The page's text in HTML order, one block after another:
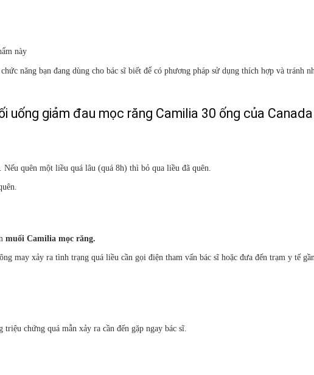
này
năng bạn đang dùng cho bác sĩ biết để có phương pháp sử dụng thích hợp và tránh
uống giảm đau mọc răng Camilia 30 ống của Canada
quên một liều quá lâu (quá 8h) thì bỏ qua liều đã quên.
muối Camilia mọc răng.
may xảy ra tình trạng quá liều cần gọi điện tham vấn bác sĩ hoặc đưa đến trạm y tế
chứng quá mẫn xảy ra cần đến gặp ngay bác sĩ.